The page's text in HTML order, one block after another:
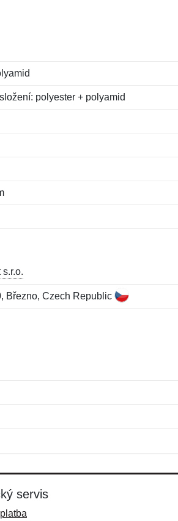
polyester + polyamid
Březno, Czech Republic
servis